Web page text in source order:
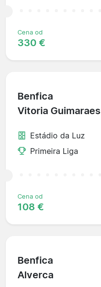
Cena od
330 €
Benfica
Vitoria Guimaraes
Estádio da Luz
Primeira Liga
Cena od
108 €
Benfica
Alverca